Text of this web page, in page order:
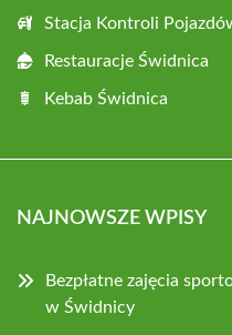
Stacja Kontroli
Restauracje Świdnica
Kebab Świdnica
NAJNOWSZE WPISY
Bezpłatne zajęcia
w Świdnicy